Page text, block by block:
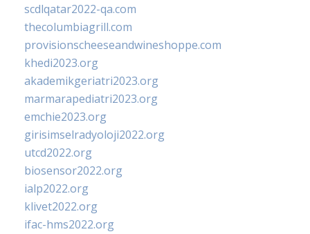
scdlqatar2022-qa.com
thecolumbiagrill.com
provisionscheeseandwineshoppe.com
khedi2023.org
akademikgeriatri2023.org
marmarapediatri2023.org
emchie2023.org
girisimselradyoloji2022.org
utcd2022.org
biosensor2022.org
ialp2022.org
klivet2022.org
ifac-hms2022.org